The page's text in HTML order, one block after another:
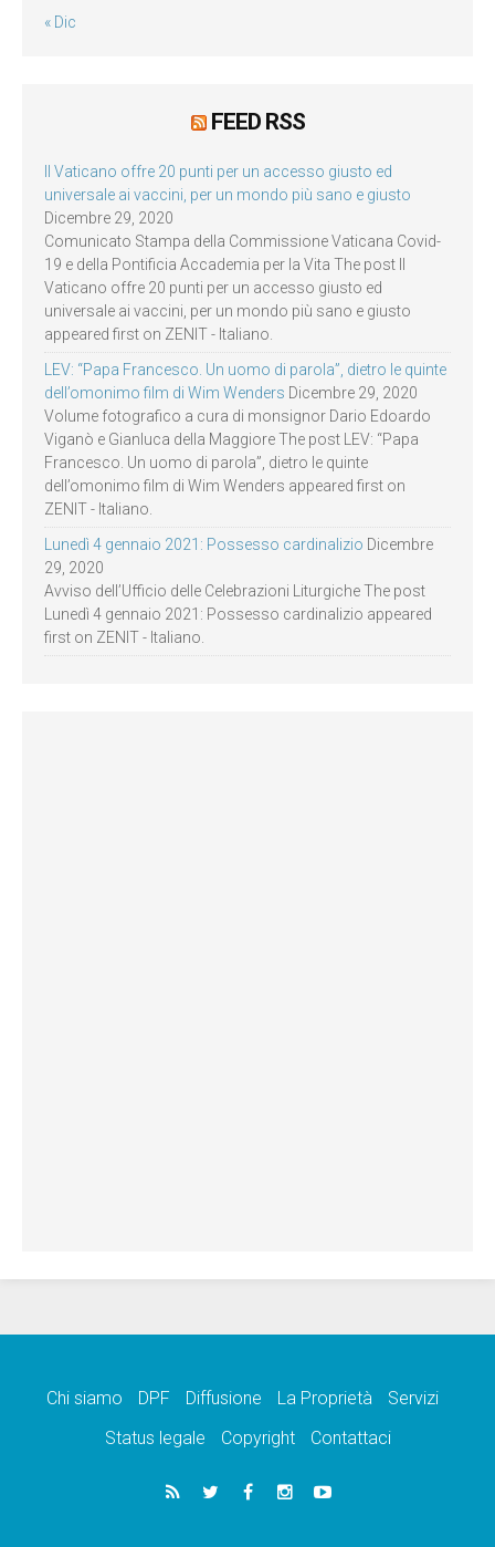
« Dic
FEED RSS
Il Vaticano offre 20 punti per un accesso giusto ed
universale ai vaccini, per un mondo più sano e giusto
Dicembre 29, 2020
Comunicato Stampa della Commissione Vaticana Covid-
19 e della Pontificia Accademia per la Vita The post Il
Vaticano offre 20 punti per un accesso giusto ed
universale ai vaccini, per un mondo più sano e giusto
appeared first on ZENIT - Italiano.
LEV: “Papa Francesco. Un uomo di parola”, dietro le quinte
dell’omonimo film di Wim Wenders Dicembre 29, 2020
Volume fotografico a cura di monsignor Dario Edoardo
Viganò e Gianluca della Maggiore The post LEV: “Papa
Francesco. Un uomo di parola”, dietro le quinte
dell’omonimo film di Wim Wenders appeared first on
ZENIT - Italiano.
Lunedì 4 gennaio 2021: Possesso cardinalizio Dicembre
29, 2020
Avviso dell’Ufficio delle Celebrazioni Liturgiche The post
Lunedì 4 gennaio 2021: Possesso cardinalizio appeared
first on ZENIT - Italiano.
Chi siamo DPF Diffusione La Proprietà
Servizi
Status legale
Copyright Contattaci